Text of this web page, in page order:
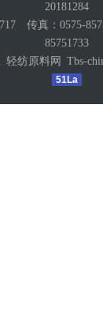
20181284
传真：0575-
85751733
轻纺原料网 Tbs-
51La